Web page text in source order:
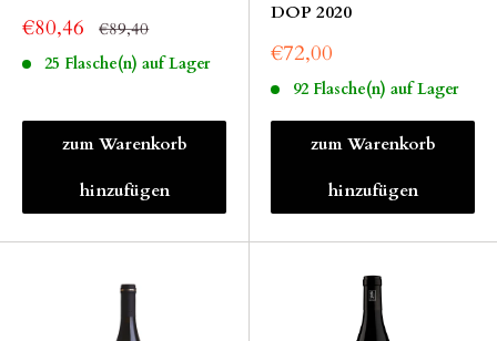
€80,46 €89,40
25 Flasche(n) auf Lager
zum Warenkorb
hinzufügen
DOP 2020
€72,00
92 Flasche(n) auf Lager
zum Warenkorb
hinzufügen